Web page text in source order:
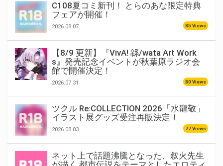
C108夏コミ新刊！ とらのあな限定特典
フェアが開催！
2026.08.07 85 Views
【8/9 更新】『VivA! 緜/wata Art Work
s』発売記念イベントが秋葉原ラジオ会
館で開催決定！
2026.07.31 80 Views
ツクル Re:COLLECTION 2026「水龍敬」
イラスト展グッズ受注再販決定！
2026.08.03 77 Views
ネット上で話題沸騰となった、叙火先生